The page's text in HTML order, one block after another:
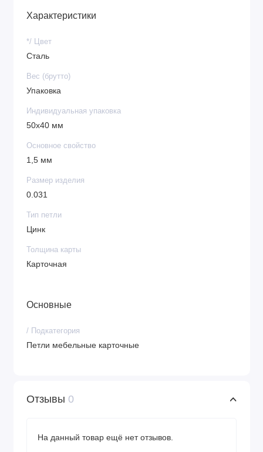
Характеристики
*/ Цвет
Сталь
Вес (брутто)
Упаковка
Индивидуальная упаковка
50x40 мм
Основное свойство
1,5 мм
Размер изделия
0.031
Тип петли
Цинк
Толщина карты
Карточная
Основные
/ Подкатегория
Петли мебельные карточные
Отзывы 0
На данный товар ещё нет отзывов.